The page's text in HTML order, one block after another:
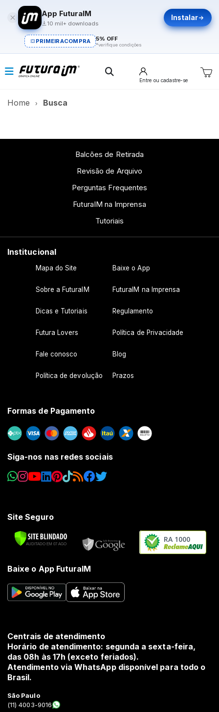
App FuturaIM
10 mil+ downloads
Instalar
PRIMEIRACOMPRA 5% OFF
*verifique condições
Entre ou cadastre-se
Home Busca
Balcões de Retirada
Revisão de Arquivo
Perguntas Frequentes
FuturaIM na Imprensa
Tutoriais
Institucional
Mapa do Site Baixe o App
Sobre a FuturaIM FuturaIM na Imprensa
Dicas e Tutoriais Regulamento
Futura Lovers Política de Privacidade
Fale conosco Blog
Política de devolução Prazos
Formas de Pagamento
Siga-nos nas redes sociais
Site Seguro
RA 1000
Baixe o App FuturaIM
Centrais de atendimento
Horário de atendimento: segunda a sexta-feira,
das 08h às 17h (exceto feriados).
Atendimento via WhatsApp disponível para todo o
Brasil.
São Paulo
(11) 4003-9016